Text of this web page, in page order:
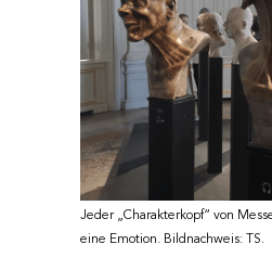
Jeder „Charakterkopf“ von
eine Emotion. Bildnachweis: TS.